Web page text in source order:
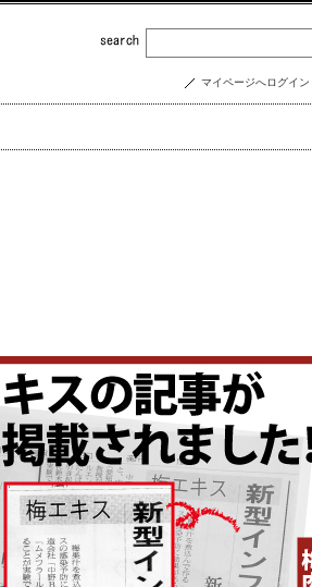
マイページへログイン